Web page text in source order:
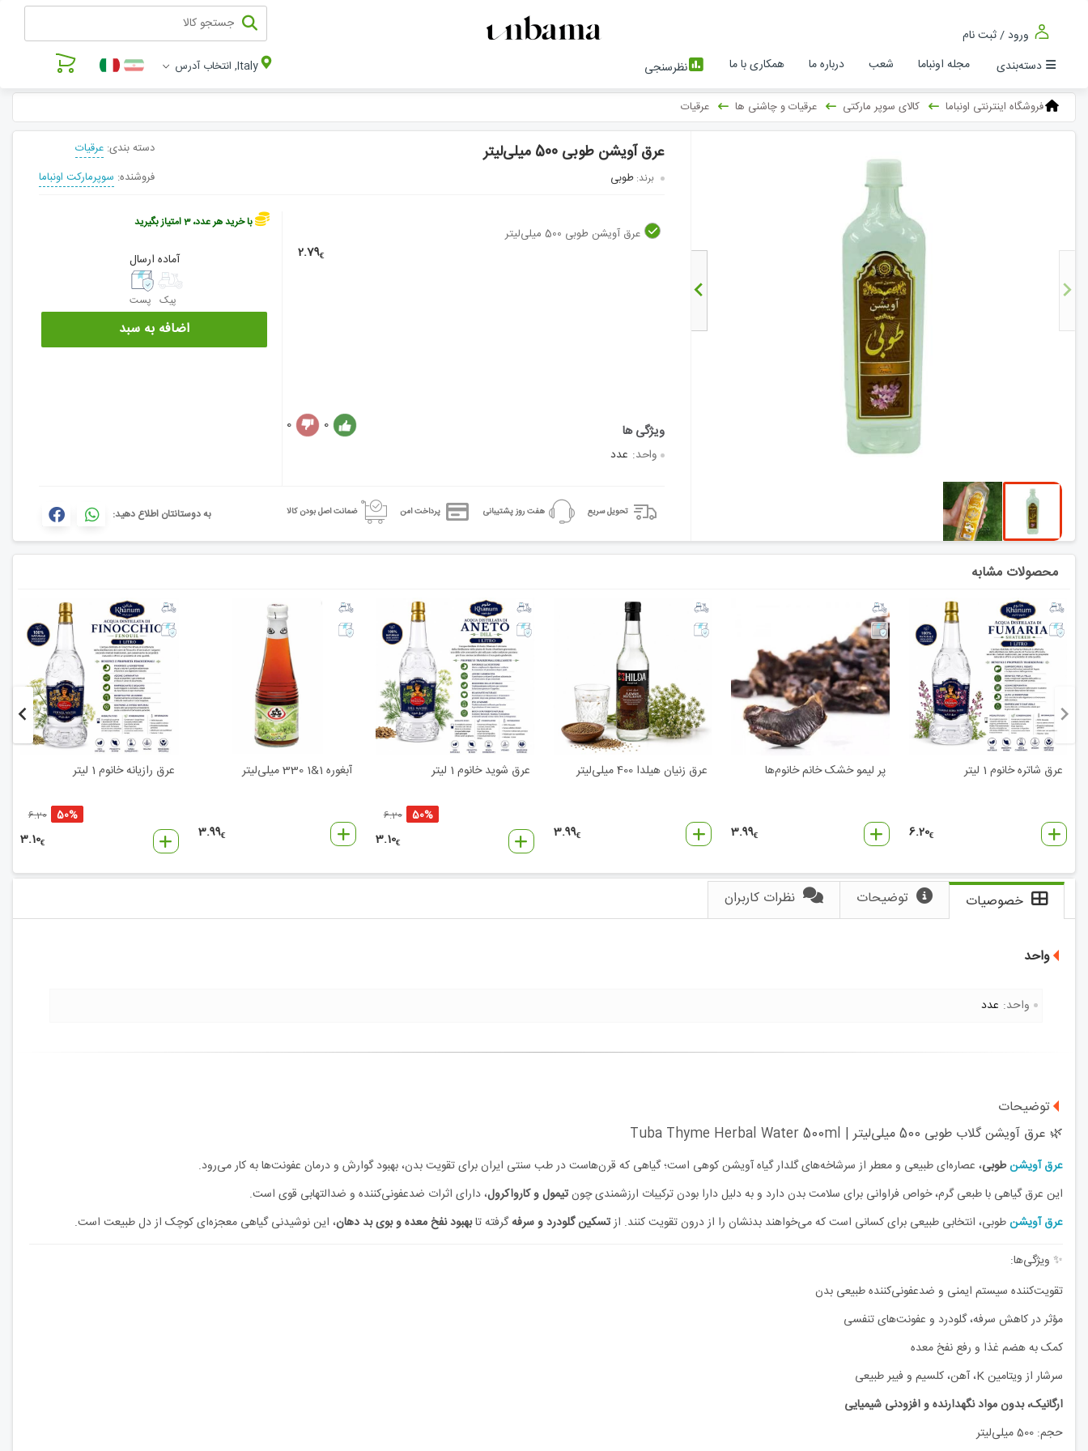
ورود / ثبت نام
دسته‌بندی
مجله اونباما شعب درباره ما همکاری با ما نظرسنجی Italy, انتخاب آدرس
فروشگاه اینترنتی اونباما کالای سوپر مارکتی عرقیات و چاشنی ها عرقیات
عرق آویشن طوبی 500 میلی‌لیتر
برند:طوبی
دسته بندی: عرقیات
فروشنده: سوپرمارکت اونباما
عرق آویشن طوبی 500 میلی‌لیتر
2.79€
واحد: عدد
0
0
با خرید هر عدد، 3 امتیاز بگیرید
آماده ارسال
پیک پست
اضافه به سبد
تحویل سریع هفت روز پشتیبانی پرداخت امن ضمانت اصل بودن کالا به دوستانتان اطلاع دهید:
محصولات مشابه
عرق شاتره خانوم 1 لیتر
6.20€
پر لیمو خشک خانم‌ خانوم‌ها
3.99€
عرق زنیان هیلدا 400 میلی‌لیتر
3.99€
عرق شوید خانوم 1 لیتر
50%
6.20
3.10€
آبغوره 1&1 330 میلی‌لیتر
3.99€
عرق رازیانه خانوم 1 لیتر
50%
6.20
3.10€
خصوصیات توضیحات نظرات کاربران
واحد
واحد: عدد
توضیحات
🌿 عرق آویشن گلاب طوبی 500 میلی‌لیتر | Tuba Thyme Herbal Water 500ml
عرق آویشنطوبی، عصاره‌ای طبیعی و معطر از سرشاخه‌های گلدار گیاه آویشن کوهی است؛ گیاهی که قرن‌هاست در طب سنتی ایران برای تقویت بدن، بهبود گوارش و درمان عفونت‌ها به کار می‌رود.
این عرق گیاهی با طبعی گرم، خواص فراوانی برای سلامت بدن دارد و به دلیل دارا بودن ترکیبات ارزشمندی چونتیمول و کارواکرول، دارای اثرات ضدعفونی‌کننده و ضدالتهابی قوی است.
عرق آویشنطوبی، انتخابی طبیعی برای کسانی است که می‌خواهند بدنشان را از درون تقویت کنند. ازتسکین گلودرد و سرفهگرفته تابهبود نفخ معده و بوی بد دهان، این نوشیدنی گیاهی معجزه‌ای کوچک از دل طبیعت است.
✨ ویژگی‌ها:
تقویت‌کننده سیستم ایمنی و ضدعفونی‌کننده طبیعی بدن
مؤثر در کاهش سرفه، گلودرد و عفونت‌های تنفسی
کمک به هضم غذا و رفع نفخ معده
سرشار از ویتامین K، آهن، کلسیم و فیبر طبیعی
ارگانیک، بدون مواد نگهدارنده و افزودنی شیمیایی
حجم: 500 میلی‌لیتر